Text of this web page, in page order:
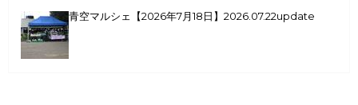
青空マルシェ【2026年7月18日】 2026.07.22update